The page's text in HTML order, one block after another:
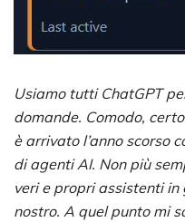
Usiamo tutti ChatGPT
domande. Comodo,
è arrivato l’anno scorso
di agenti AI. Non più
veri e propri assistenti
nostro. A quel punto mi